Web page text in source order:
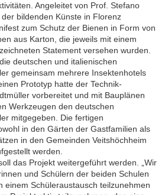
Angeleitet von Prof. Stefano
bildenden Künste in Florenz
zum Schutz der Bienen in Form von
aus Karton, die jeweils mit einem
Statement versehen wurden.
deutschen und italienischen
gemeinsam mehrere Insektenhotels
Prototyp hatte der Technik-
vorbereitet und mit Bauplänen
Werkzeugen den deutschen
mitgegeben. Die fertigen
in den Gärten der Gastfamilien als
in den Gemeinden Veitshöchheim
werden.
das Projekt weitergeführt werden. „Wir
und Schülern der beiden Schulen
einem Schüleraustausch teilzunehmen